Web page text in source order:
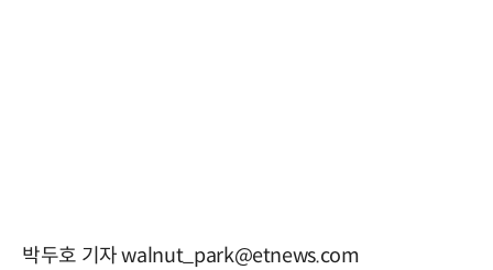
박두호 기자 walnut_park@etnews.com